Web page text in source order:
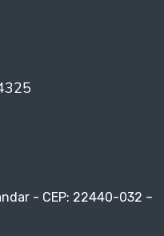
- CEP: 22440-032 –